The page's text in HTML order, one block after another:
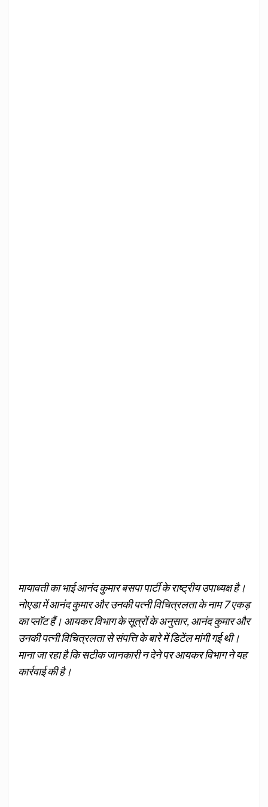
मायावती का भाई आनंद कुमार बसपा पार्टी के राष्ट्रीय उपाध्यक्ष है।
नोएडा में आनंद कुमार और उनकी पत्नी विचित्रलता के नाम 7 एकड़
का प्लॉट हैं। आयकर विभाग के सूत्रों के अनुसार, आनंद कुमार और
उनकी पत्नी विचित्रलता से संपत्ति के बारे में डिटेंल मांगी गई थी।
माना जा रहा है कि सटीक जानकारी न देने पर आयकर विभाग ने यह
कार्रवाई की है।